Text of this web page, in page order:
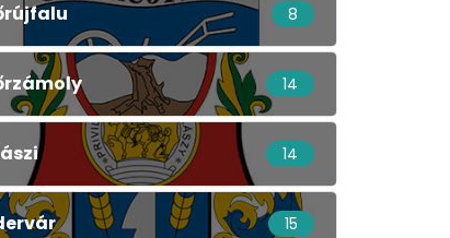
8
14
14
15